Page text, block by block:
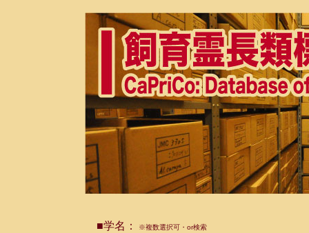
■学名： ※複数選択可・or検索